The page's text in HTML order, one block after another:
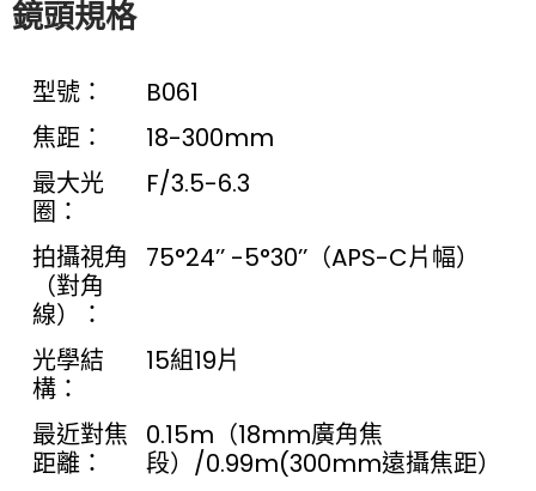
鏡頭規格
型號：
B061
焦距：
18-300mm
最大光
圈：
F/3.5-6.3
拍攝視角
（對角
線）：
75°24’’ -5°30’’（APS-C片幅）
光學結
構：
15組19片
最近對焦
距離：
0.15m（18mm廣角焦
段）/0.99m(300mm遠攝焦距）